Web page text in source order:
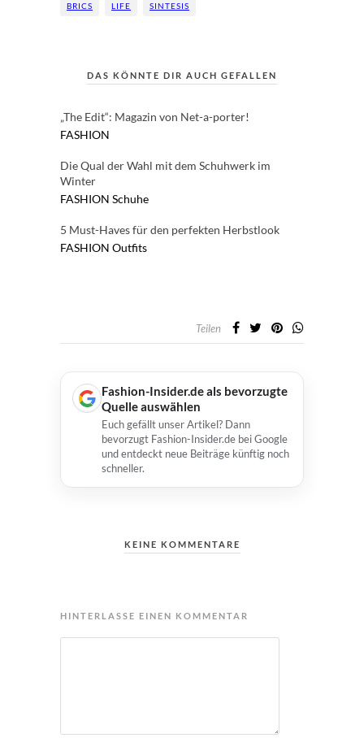
BRICS LIFE SINTESIS
DAS KÖNNTE DIR AUCH GEFALLEN
„The Edit“: Magazin von Net-a-porter!
FASHION
Die Qual der Wahl mit dem Schuhwerk im
Winter
FASHION Schuhe
5 Must-Haves für den perfekten Herbstlook
FASHION Outfits
Teilen
Fashion-Insider.de als bevorzugte
Quelle auswählen
Euch gefällt unser Artikel? Dann
bevorzugt Fashion-Insider.de bei Google
und entdeckt neue Beiträge künftig noch
schneller.
KEINE KOMMENTARE
HINTERLASSE EINEN KOMMENTAR